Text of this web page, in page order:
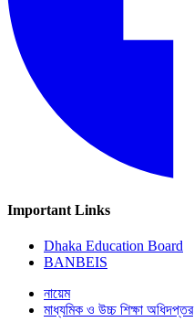
Important Links
Dhaka Education Board
BANBEIS
নায়েম
মাধ্যমিক ও উচ্চ শিক্ষা অধিদপ্তর